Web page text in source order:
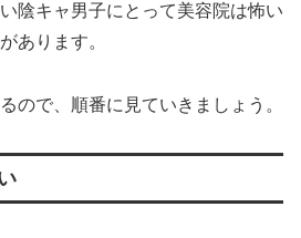
陰キャ男子にとって美容院は怖い
あります。
ので、順番に見ていきましょう。